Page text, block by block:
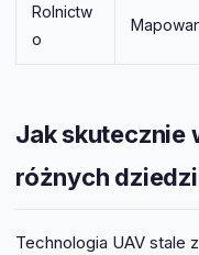
Rolnictw
o
Jak skutecznie
różnych
Technologia UAV stale